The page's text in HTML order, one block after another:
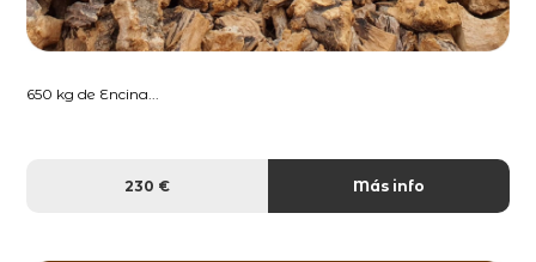
650 kg de Encina...
230 € Más info